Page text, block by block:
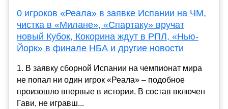
0 игроков «Реала» в заявке Испании на ЧМ,
чистка в «Милане», «Спартаку» вручат
новый Кубок, Кокорина ждут в РПЛ, «Нью-
Йорк» в финале НБА и другие новости
1. В заявку сборной Испании на чемпионат мира
не попал ни один игрок «Реала» – подобное
произошло впервые в истории. В состав включен
Гави, не игравш...